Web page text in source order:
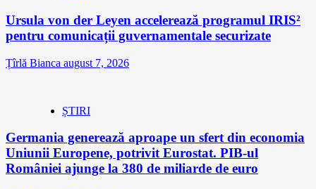
Ursula von der Leyen accelerează programul IRIS²
pentru comunicații guvernamentale securizate
Țîrlă Bianca august 7, 2026
ȘTIRI
Germania generează aproape un sfert din economia
Uniunii Europene, potrivit Eurostat. PIB-ul
României ajunge la 380 de miliarde de euro